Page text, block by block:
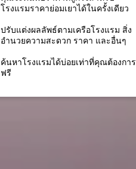
โรงแรมราคาย่อมเยาได้ในครั้งเดียว
ปรับแต่งผลลัพธ์ตามเครือโรงแรม สิ่ง
อำนวยความสะดวก ราคา และอื่นๆ
ค้นหาโรงแรมได้บ่อยเท่าที่คุณต้องการ
ฟรี